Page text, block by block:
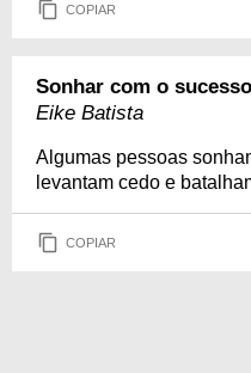
COPIAR
Sonhar com o sucesso
Eike Batista
Algumas pessoas
levantam cedo e
COPIAR